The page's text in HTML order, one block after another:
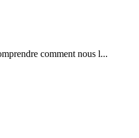
comment nous l...